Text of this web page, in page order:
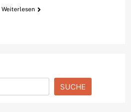
Weiterlesen
SUCHE